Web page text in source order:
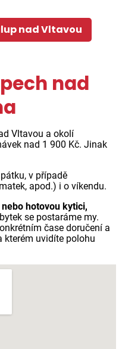
nad Vltavou
nad
Vltavou a okolí
nad 1 900 Kč. Jinak
v případě
apod.) i o víkendu.
hotovou kytici,
se postaráme my.
čase doručení a
kterém uvidíte polohu